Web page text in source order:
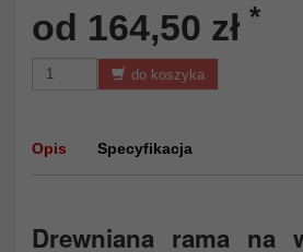
od 164,50 zł *
do koszyka
Opis Specyfikacja
Drewniana rama na